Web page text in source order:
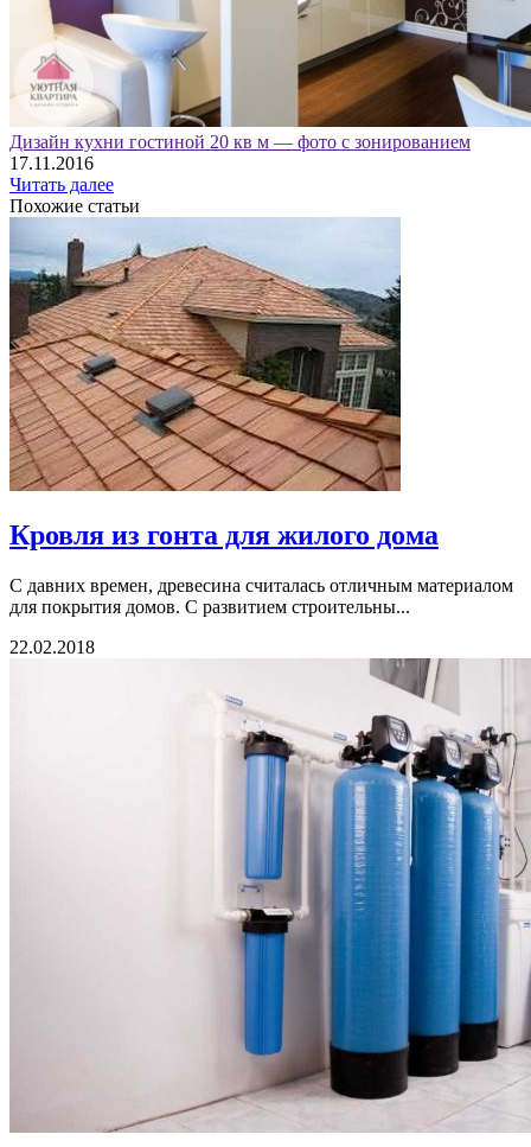
Дизайн кухни гостиной 20 кв м — фото с зонированием
17.11.2016
Читать далее
Похожие статьи
Кровля из гонта для жилого дома
С давних времен, древесина считалась отличным материалом
для покрытия домов. С развитием строительны...
22.02.2018